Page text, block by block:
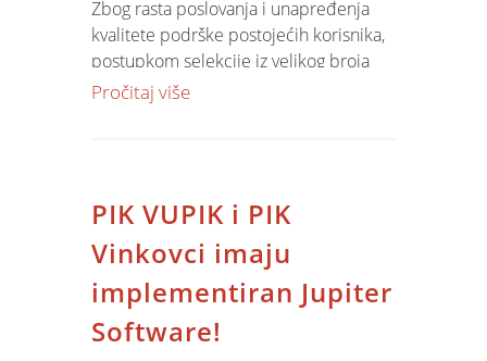
problema, uz redovito održavanje
sustava, backupu podataka i kontroli.
Zbog rasta poslovanja i unapređenja
kvalitete podrške postojećih korisnika,
postupkom selekcije iz velikog broja
kvalitetnih ponuda izabrano je dvoje
Software sustava.
Developerski tim pojačan je sa troje
kreativaca, te jedva čekamo njihove
razvojne aplikacije.
Jedan od novih kolega je i nagrađivani i
Pročitaj više
PIK VUPIK i PIK
Vinkovci imaju
implementiran Jupiter
Software!